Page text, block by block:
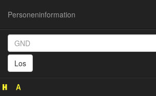
Personeninformation
Los
121563650)